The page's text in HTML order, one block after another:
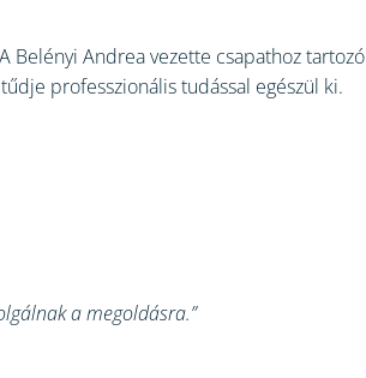
Belényi Andrea vezette csapathoz tartozó
professzionális tudással egészül ki.
a megoldásra.”